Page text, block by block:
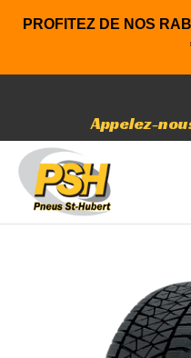
PROFITEZ DE NOS
*En
Appelez-